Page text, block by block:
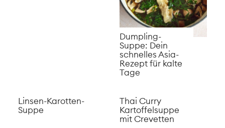
Dumpling-
Suppe: Dein
schnelles Asia-
Rezept für kalte
Tage
Linsen-Karotten-
Suppe
Thai Curry
Kartoffelsuppe
mit Crevetten